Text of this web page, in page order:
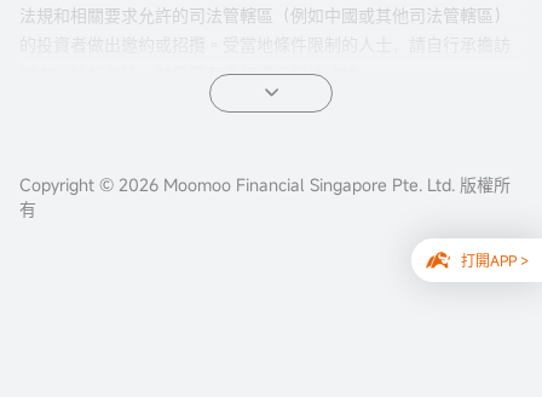
打開APP >
法規和相關要求允許的司法管轄區（例如中國或其他司法管轄區）
問本網站的風險，並且您有責任遵守當地法律。
公司地址：新加坡濱海灣金融中心二座#31-01 moomoo證
Copyright © 2026 Moomoo Financial Singapore Pte. Ltd. 版權所
有